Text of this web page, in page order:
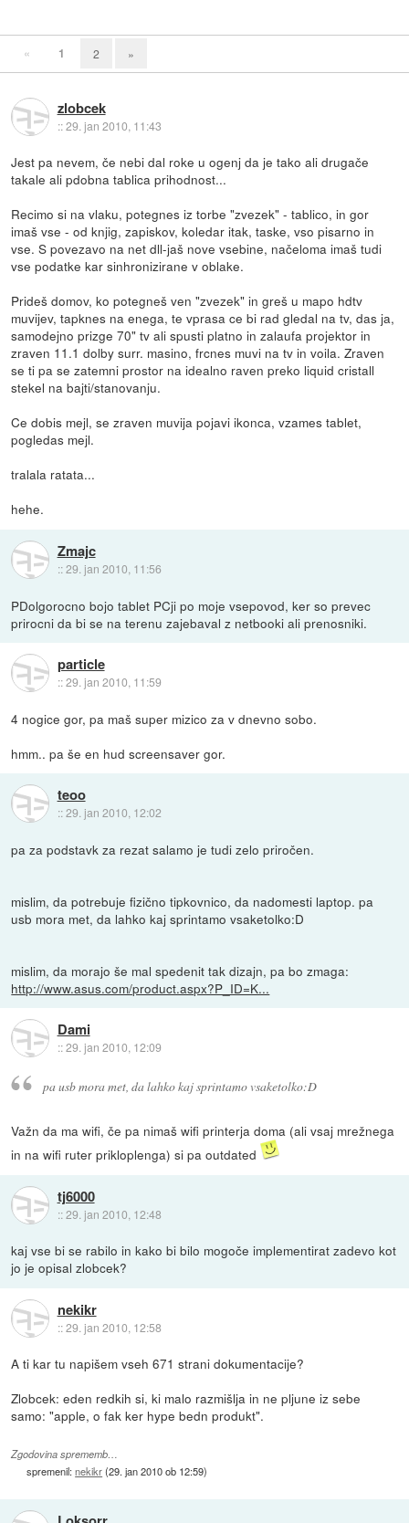
« 1 2 »
zlobcek
::29. jan 2010, 11:43
Jest pa nevem, če nebi dal roke u ogenj da je tako ali drugače
takale ali pdobna tablica prihodnost...
Recimo si na vlaku, potegnes iz torbe "zvezek" - tablico, in gor
imaš vse - od knjig, zapiskov, koledar itak, taske, vso pisarno in
vse. S povezavo na net dll-jaš nove vsebine, načeloma imaš tudi
vse podatke kar sinhronizirane v oblake.
Prideš domov, ko potegneš ven "zvezek" in greš u mapo hdtv
muvijev, tapknes na enega, te vprasa ce bi rad gledal na tv, das ja,
samodejno prizge 70" tv ali spusti platno in zalaufa projektor in
zraven 11.1 dolby surr. masino, frcnes muvi na tv in voila. Zraven
se ti pa se zatemni prostor na idealno raven preko liquid cristall
stekel na bajti/stanovanju.
Ce dobis mejl, se zraven muvija pojavi ikonca, vzames tablet,
pogledas mejl.
tralala ratata...
hehe.
Zmajc
::29. jan 2010, 11:56
PDolgorocno bojo tablet PCji po moje vsepovod, ker so prevec
prirocni da bi se na terenu zajebaval z netbooki ali prenosniki.
particle
::29. jan 2010, 11:59
4 nogice gor, pa maš super mizico za v dnevno sobo.
hmm.. pa še en hud screensaver gor.
teoo
::29. jan 2010, 12:02
pa za podstavk za rezat salamo je tudi zelo priročen.
mislim, da potrebuje fizično tipkovnico, da nadomesti laptop. pa
usb mora met, da lahko kaj sprintamo vsaketolko:D
mislim, da morajo še mal spedenit tak dizajn, pa bo zmaga:
http://www.asus.com/product.aspx?P_ID=K...
Dami
::29. jan 2010, 12:09
pa usb mora met, da lahko kaj sprintamo vsaketolko:D
Važn da ma wifi, če pa nimaš wifi printerja doma (ali vsaj mrežnega
in na wifi ruter prikloplenga) si pa outdated
tj6000
::29. jan 2010, 12:48
kaj vse bi se rabilo in kako bi bilo mogoče implementirat zadevo kot
jo je opisal zlobcek?
nekikr
::29. jan 2010, 12:58
A ti kar tu napišem vseh 671 strani dokumentacije?
Zlobcek: eden redkih si, ki malo razmišlja in ne pljune iz sebe
samo: "apple, o fak ker hype bedn produkt".
Zgodovina sprememb…
spremenil:nekikr(29. jan 2010 ob 12:59)